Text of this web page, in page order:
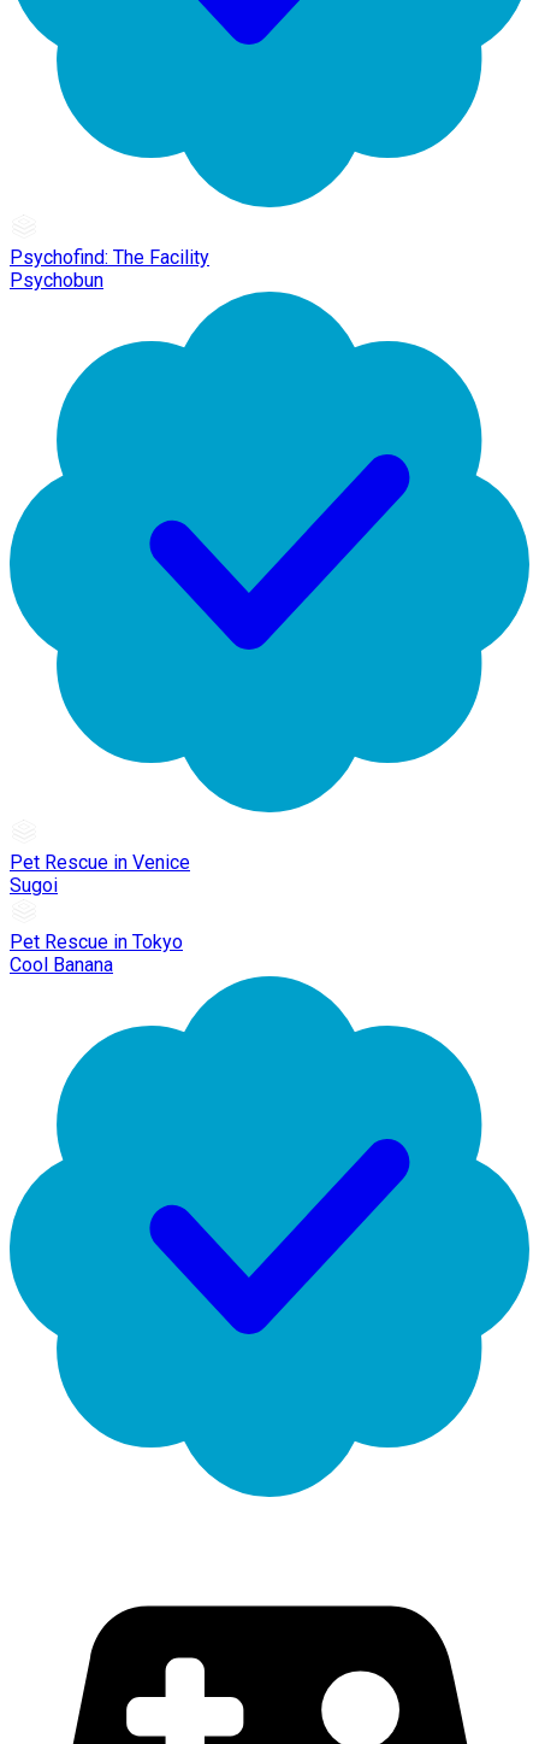
Psychofind: The Facility
Psychobun
Pet Rescue in Venice
Sugoi
Pet Rescue in Tokyo
Cool Banana